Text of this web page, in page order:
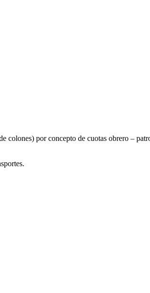
colones) por concepto de cuotas obrero –